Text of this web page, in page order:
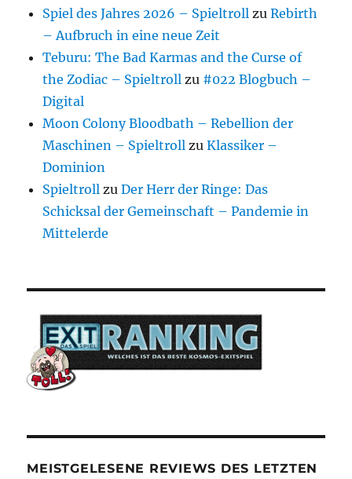
Spiel des Jahres 2026 – Spieltroll zuRebirth
– Aufbruch in eine neue Zeit
Teburu: The Bad Karmas and the Curse of
the Zodiac – Spieltroll zu #022 Blogbuch –
Digital
Moon Colony Bloodbath – Rebellion der
Maschinen – Spieltroll zuKlassiker –
Dominion
Spieltroll zuDer Herr der Ringe: Das
Schicksal der Gemeinschaft – Pandemie in
Mittelerde
MEISTGELESENE REVIEWS DES LETZTEN